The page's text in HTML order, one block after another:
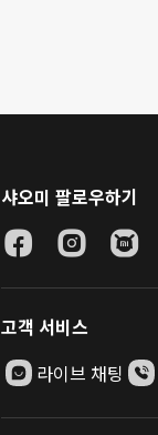
샤오미 팔로우하기
고객 서비스
라이브 채팅